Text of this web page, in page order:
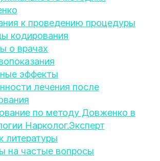
к проведению процедуры
кодирования
о врачах
эффекты
лечения после
по методу Довженко в
Нарколог.Эксперт
литературы
на частые вопросы